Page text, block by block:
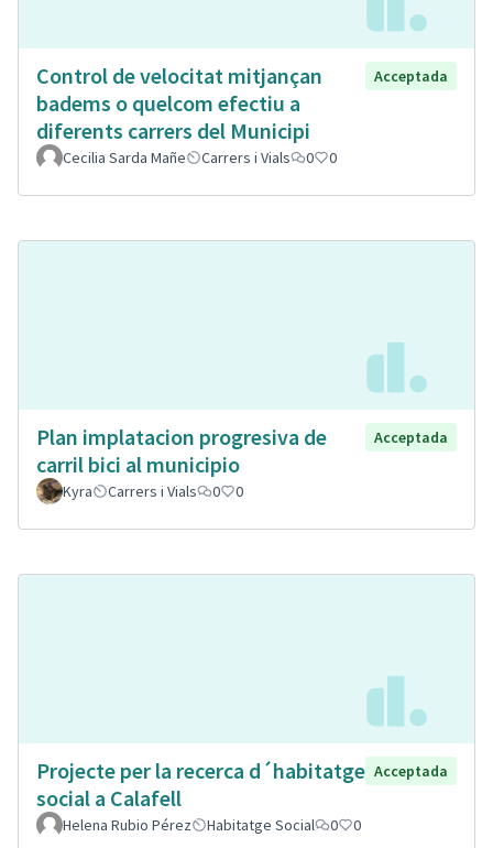
Control de velocitat mitjançan
badems o quelcom efectiu a
diferents carrers del Municipi
Acceptada
Cecilia Sarda Mañe Carrers i Vials 0 0
Plan implatacion progresiva de
carril bici al municipio
Acceptada
Kyra Carrers i Vials 0 0
Projecte per la recerca d´habitatge
social a Calafell
Acceptada
Helena Rubio Pérez Habitatge Social 0 0